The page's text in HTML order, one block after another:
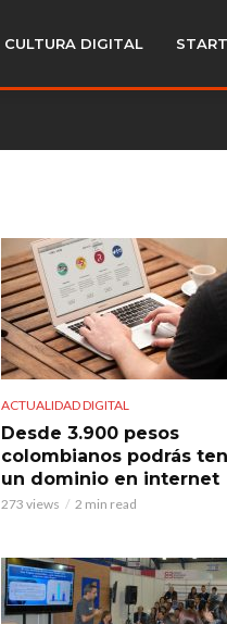
CULTURA DIGITAL
ACTUALIDAD DIGITAL
Desde 3.900 pesos
colombianos podrás
un dominio en internet
273 views 2 min read